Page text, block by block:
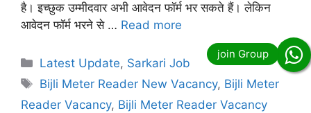
है। इच्छुक उम्मीदवार अभी आवेदन फॉर्म भर सकते हैं। लेकिन
आवेदन फॉर्म भरने से … Read more
Categories
Latest Update, Sarkari Job
Tags
Bijli Meter Reader New Vacancy, Bijli Meter
Reader Vacancy, Bijli Meter Reader Vacancy